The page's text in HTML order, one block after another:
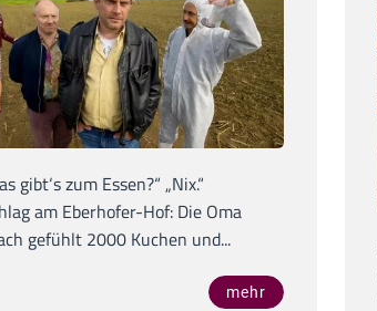
gibt‘s zum Essen?“ „Nix.“
am Eberhofer-Hof: Die Oma
gefühlt 2000 Kuchen und...
mehr